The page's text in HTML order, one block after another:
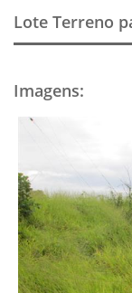
Lote Terreno
Imagens: